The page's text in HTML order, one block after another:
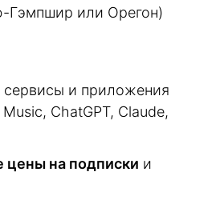
Гэмпшир или Орегон)
сервисы и приложения
ChatGPT, Claude,
цены на подписки и